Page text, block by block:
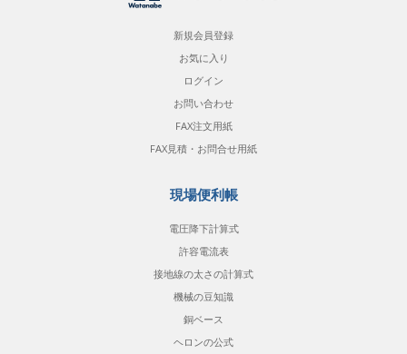
新規会員登録
お気に入り
ログイン
お問い合わせ
FAX注文用紙
FAX見積・お問合せ用紙
現場便利帳
電圧降下計算式
許容電流表
接地線の太さの計算式
機械の豆知識
銅ベース
ヘロンの公式